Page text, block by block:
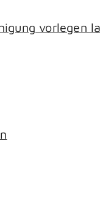
vorlegen